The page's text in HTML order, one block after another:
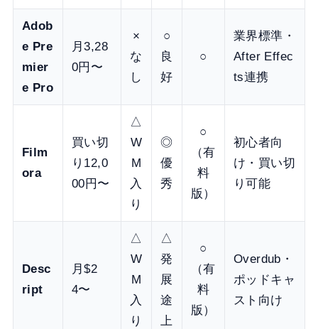
Adob
e Pre
mier
e Pro
月3,28
0円〜
×
な
し
○
良
好
○
業界標準・
After Effec
ts連携
Film
ora
買い切
り12,0
00円〜
△
W
M
入
り
◎
優
秀
○
（有
料
版）
初心者向
け・買い切
り可能
Desc
ript
月$2
4〜
△
W
M
入
り
△
発
展
途
上
○
（有
料
版）
Overdub・
ポッドキャ
スト向け